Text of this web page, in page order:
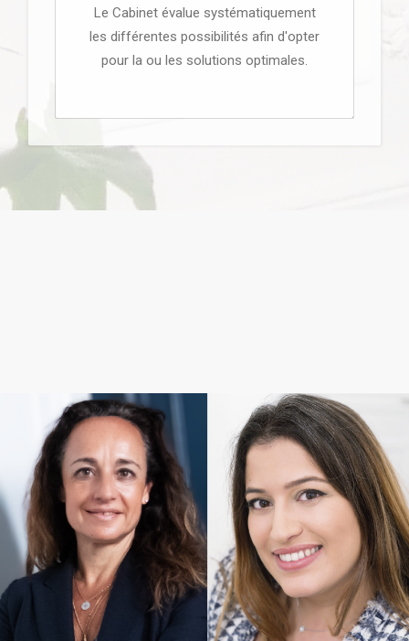
Le Cabinet évalue systématiquement
les différentes possibilités afin d'opter
pour la ou les solutions optimales.